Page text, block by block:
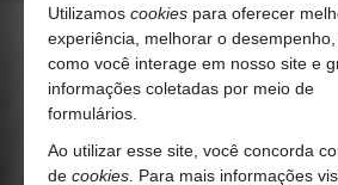
BALNEÁRIO CAMBORIÚ -
Apartamento no Edifício Villa
4
R$ 18.000,00
Utilizamos cookies para oferecer
experiência, melhorar o
como você interage em nosso site e
informações coletadas por meio de
formulários.
Ao utilizar esse site, você concorda
de cookies . Para mais informações